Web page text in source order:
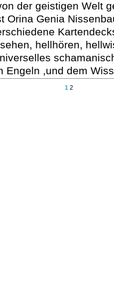
der geistigen Welt
Orina Genia
hellhören,
Engeln ,und dem
1 2